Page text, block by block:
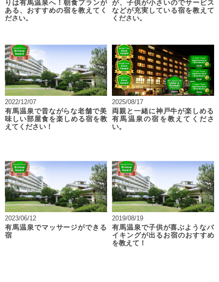
りは有馬温泉へ！朝食プランが
ある、おすすめの宿を教えてく
ださい。
が、子供が小さいのでサービス
などが充実している宿を教えて
ください。
2022/12/07
有馬温泉で昔ながらな老舗で美
味しい部屋食を楽しめる宿を教
えてください！
2025/08/17
両親と一緒に神戸牛が楽しめる
有馬温泉の宿を教えてくださ
い。
2023/06/12
有馬温泉でマッサージができる
宿
2019/08/19
有馬温泉で子供が喜ぶようなバ
イキングが出るお宿のおすすめ
を教えて！